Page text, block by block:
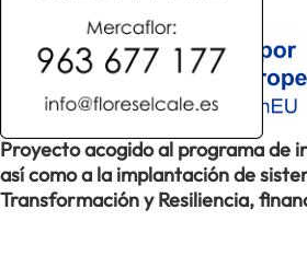
Proyecto acogido al programa de
así como a la implantación de
Transformación y Resiliencia,